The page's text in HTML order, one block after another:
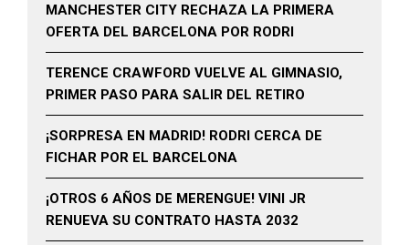
MANCHESTER CITY RECHAZA LA PRIMERA
OFERTA DEL BARCELONA POR RODRI
TERENCE CRAWFORD VUELVE AL GIMNASIO,
PRIMER PASO PARA SALIR DEL RETIRO
¡SORPRESA EN MADRID! RODRI CERCA DE
FICHAR POR EL BARCELONA
¡OTROS 6 AÑOS DE MERENGUE! VINI JR
RENUEVA SU CONTRATO HASTA 2032